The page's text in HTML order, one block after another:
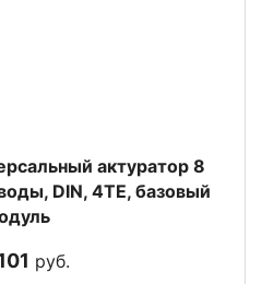
актуратор 8
DIN, 4TE, базовый
руб.